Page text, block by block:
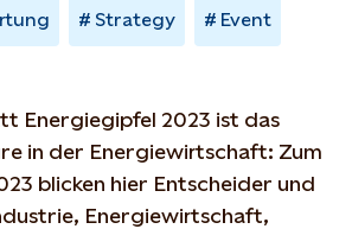
Strategy Event
Energiegipfel 2023 ist das
in der Energiewirtschaft: Zum
blicken hier Entscheider und
Energiewirtschaft,